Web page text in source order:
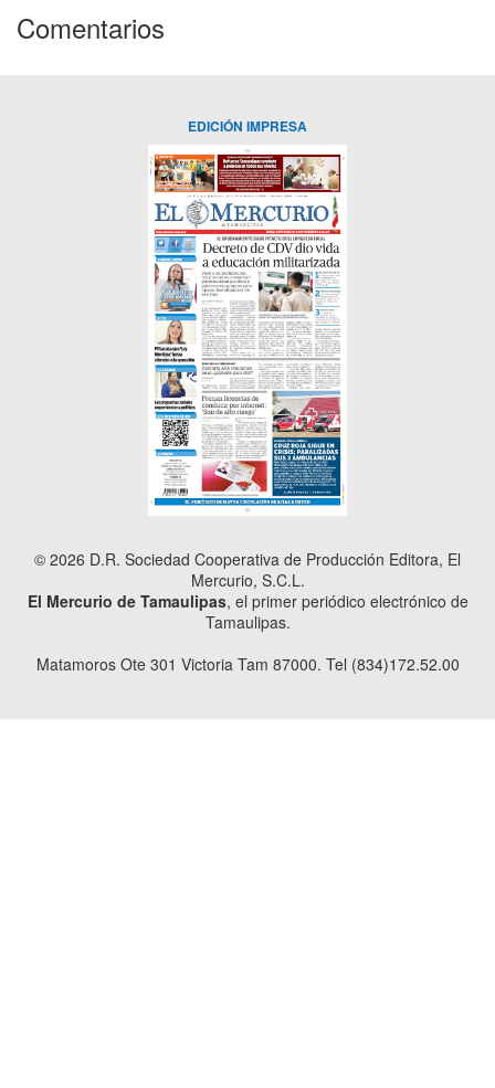
Comentarios
EDICIÓN IMPRESA
© 2026 D.R. Sociedad Cooperativa de Producción Editora, El
Mercurio, S.C.L.
El Mercurio de Tamaulipas, el primer periódico electrónico de
Tamaulipas.
Matamoros Ote 301 Victoria Tam 87000. Tel (834)172.52.00